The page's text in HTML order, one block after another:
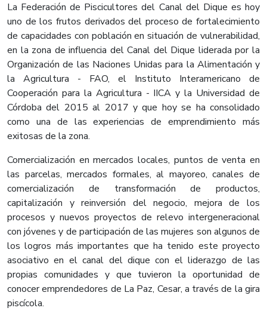
La Federación de Piscicultores del Canal del Dique es hoy
uno de los frutos derivados del proceso de fortalecimiento
de capacidades con población en situación de vulnerabilidad,
en la zona de influencia del Canal del Dique liderada por la
Organización de las Naciones Unidas para la Alimentación y
la Agricultura - FAO, el Instituto Interamericano de
Cooperación para la Agricultura - IICA y la Universidad de
Córdoba del 2015 al 2017 y que hoy se ha consolidado
como una de las experiencias de emprendimiento más
exitosas de la zona.
Comercialización en mercados locales, puntos de venta en
las parcelas, mercados formales, al mayoreo, canales de
comercialización de transformación de productos,
capitalización y reinversión del negocio, mejora de los
procesos y nuevos proyectos de relevo intergeneracional
con jóvenes y de participación de las mujeres son algunos de
los logros más importantes que ha tenido este proyecto
asociativo en el canal del dique con el liderazgo de las
propias comunidades y que tuvieron la oportunidad de
conocer emprendedores de La Paz, Cesar, a través de la gira
piscícola.